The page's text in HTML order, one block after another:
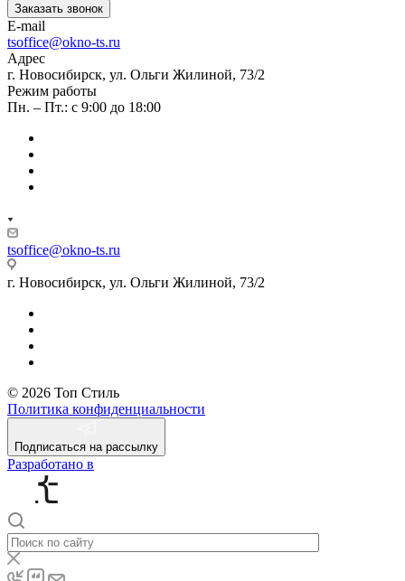
Заказать звонок
E-mail
tsoffice@okno-ts.ru
Адрес
г. Новосибирск, ул. Ольги Жилиной, 73/2
Режим работы
Пн. – Пт.: с 9:00 до 18:00
tsoffice@okno-ts.ru
г. Новосибирск, ул. Ольги Жилиной, 73/2
© 2026 Топ Стиль
Политика конфиденциальности
Подписаться на рассылку
Разработано в